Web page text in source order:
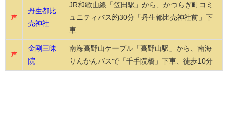
声
丹生都比
売神社
JR和歌山線「笠田駅」から、かつらぎ町コミ
ュニティバス約30分「丹生都比売神社前」下
車
声
金剛三昧
院
南海高野山ケーブル「高野山駅」から、南海
りんかんバスで「千手院橋」下車、徒歩10分